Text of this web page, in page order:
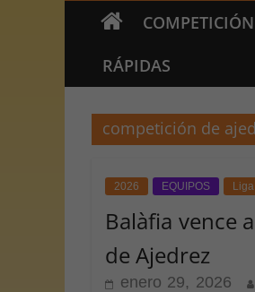
COMPETICIÓN
RÁPIDAS
competición de
2026 EQUIPOS
Balàfia vence
de Ajedrez
enero 29, 2026